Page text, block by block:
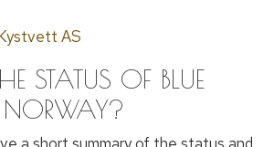
AS
STATUS OF BLUE
NORWAY?